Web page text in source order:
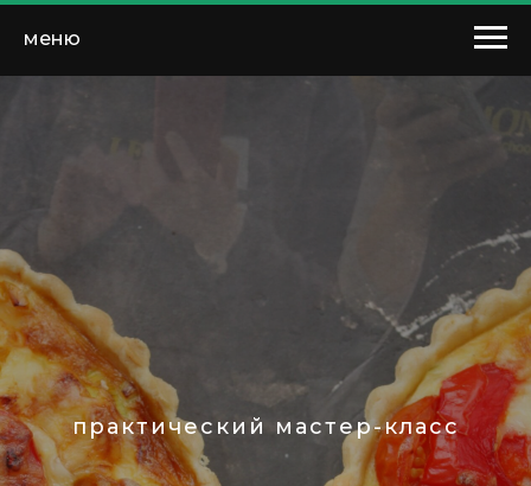
меню
практический мастер-класс